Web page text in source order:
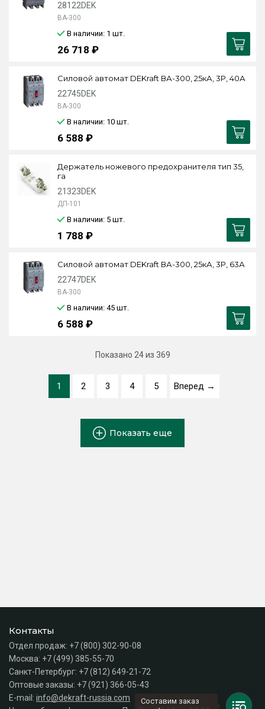
28122DEK
ВА-300
В наличии: 1 шт.
26 718 ₽
Силовой автомат DEKraft ВА-300, 25кА, 3P, 40А
22745DEK
ВА-300
В наличии: 10 шт.
6 588 ₽
Держатель ножевого предохранителя тип 35,
га
21323DEK
ДП-101
В наличии: 5 шт.
1 788 ₽
Силовой автомат DEKraft ВА-300, 25кА, 3P, 63А
22747DEK
ВА-300
В наличии: 45 шт.
6 588 ₽
Показано 24из 369
1 2 3 4 5 Вперед →
Показать еще
Контакты
Отдел продаж: +7 (800) 302-90-08
Москва: +7 (499) 385-55-70
Санкт-Петербург: +7 (812) 649-21-72
Оптовые заказы: +7 (921) 366-05-43
E-mail: info@dekraft-russia.com
Составим заказ